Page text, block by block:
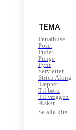
TEMA
Penalhuse
Poser
Puder
Punge
Pynt
Servietter
Stitch Along
Tæpper
Til børn
Til væggen
Æsker
Se alle kits